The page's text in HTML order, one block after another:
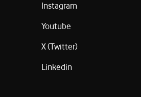
Instagram
Youtube
X (Twitter)
Linkedin